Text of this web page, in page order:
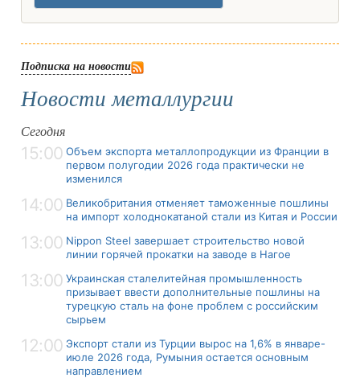
Подписка на новости
Новости металлургии
Сегодня
15:00 Объем экспорта металлопродукции из Франции в
первом полугодии 2026 года практически не
изменился
14:00 Великобритания отменяет таможенные пошлины
на импорт холоднокатаной стали из Китая и России
13:00 Nippon Steel завершает строительство новой
линии горячей прокатки на заводе в Нагое
13:00 Украинская сталелитейная промышленность
призывает ввести дополнительные пошлины на
турецкую сталь на фоне проблем с российским
сырьем
12:00 Экспорт стали из Турции вырос на 1,6% в январе-
июле 2026 года, Румыния остается основным
направлением